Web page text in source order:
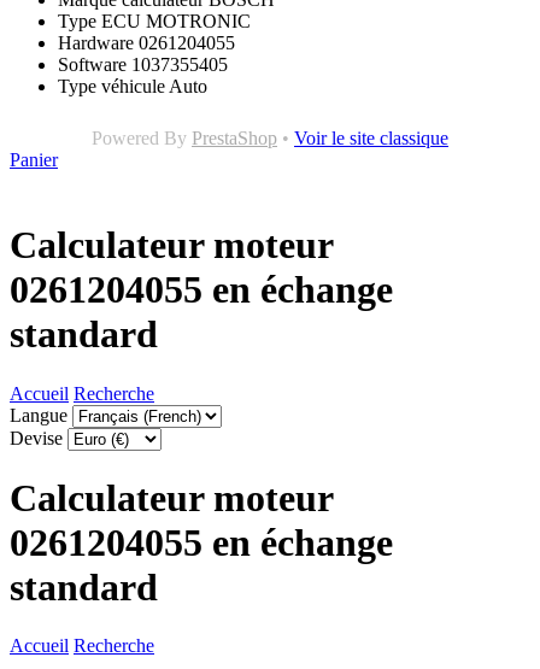
Type ECU MOTRONIC
Hardware 0261204055
Software 1037355405
Type véhicule Auto
Powered By PrestaShop • Voir le site classique
Panier
Calculateur moteur
0261204055 en échange
standard
Accueil Recherche
Langue
Devise
Calculateur moteur
0261204055 en échange
standard
Accueil Recherche